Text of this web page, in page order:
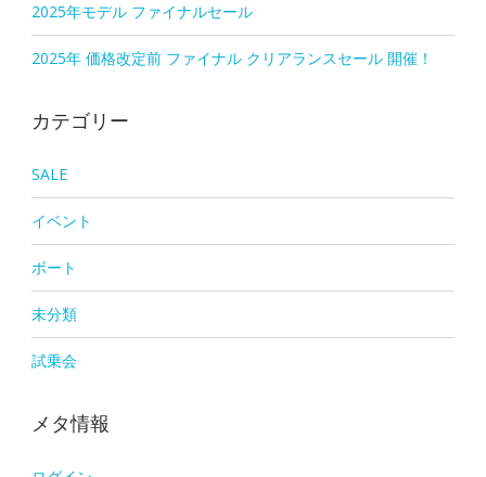
2025年モデル ファイナルセール
2025年 価格改定前 ファイナル クリアランスセール 開催！
カテゴリー
SALE
イベント
ボート
未分類
試乗会
メタ情報